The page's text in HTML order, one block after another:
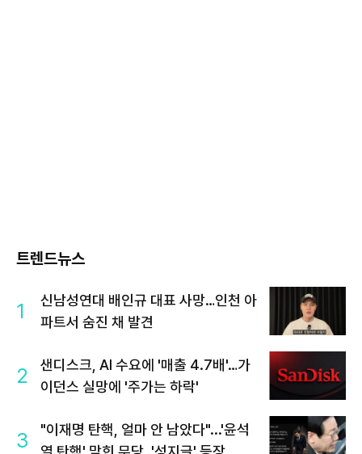
트렌드뉴스
1
신남성연대 배인규 대표 사망…인천 아
파트서 숨진 채 발견
2
샌디스크, AI 수요에 '매출 4.7배'…가
이던스 실망에 '주가는 하락'
3
"이재명 탄핵, 얼마 안 남았다"...'윤석